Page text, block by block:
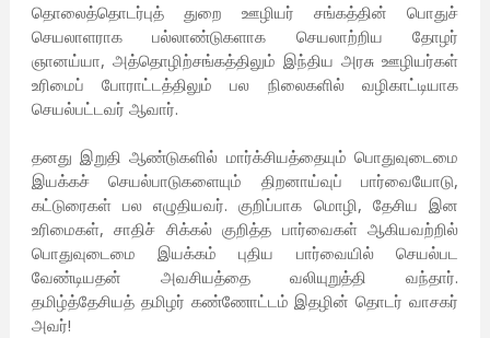
தொலைத்தொடர்புத் துறை ஊழியர் சங்கத்தின் பொதுச்
செயலாளராக பல்லாண்டுகளாக செயலாற்றிய தோழர்
ஞானய்யா, அத்தொழிற்சங்கத்திலும் இந்திய அரசு ஊழியர்கள்
உரிமைப் போராட்டத்திலும் பல நிலைகளில் வழிகாட்டியாக
செயல்பட்டவர் ஆவார்.
தனது இறுதி ஆண்டுகளில் மார்க்சியத்தையும் பொதுவுடைமை
இயக்கச் செயல்பாடுகளையும் திறனாய்வுப் பார்வையோடு,
கட்டுரைகள் பல எழுதியவர். குறிப்பாக மொழி, தேசிய இன
உரிமைகள், சாதிச் சிக்கல் குறித்த பார்வைகள் ஆகியவற்றில்
பொதுவுடைமை இயக்கம் புதிய பார்வையில் செயல்பட
வேண்டியதன் அவசியத்தை வலியுறுத்தி வந்தார்.
தமிழ்த்தேசியத் தமிழர் கண்ணோட்டம் இதழின் தொடர் வாசகர்
அவர்!